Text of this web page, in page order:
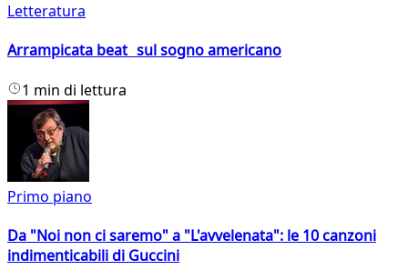
Letteratura
Arrampicata beat sul sogno americano
1 min di lettura
Primo piano
Da "Noi non ci saremo" a "L'avvelenata": le 10 canzoni
indimenticabili di Guccini